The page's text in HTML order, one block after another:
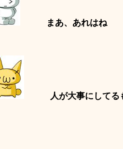
まあ、あれはね
人が大事にしてるも